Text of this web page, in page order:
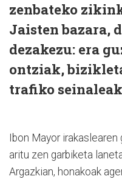
zenbateko
Jaisten bazara,
dezakezu: era
ontziak,
trafiko
Ibon Mayor
aritu zen garbiketa
Argazkian, honakoak